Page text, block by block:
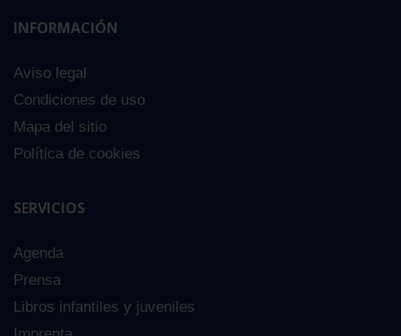
INFORMACIÓN
Aviso legal
Condiciones de uso
Mapa del sitio
Política de cookies
SERVICIOS
Agenda
Prensa
Libros infantiles y juveniles